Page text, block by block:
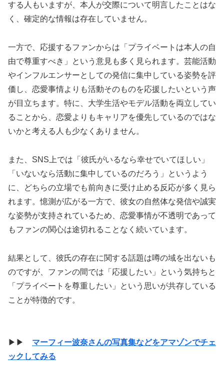
する人もいますが、本人が交際について明言したことはな
く、確定的な情報は存在していません。
一方で、応援するファンからは「プライベートは本人の自
由で尊重すべき」という意見も多く見られます。芸能活動
やインフルエンサーとしての発信に集中している姿勢を評
価し、恋愛事情よりも活動そのものを応援したいという声
が目立ちます。特に、大学生活やモデル活動を両立してい
ることから、恋愛よりもキャリアを優先しているのではな
いかと考える人も少なくありません。
また、SNS上では「彼氏がいるなら幸せでいてほしい」
「いないなら活動に集中しているのだろう」というよう
に、どちらの立場でも前向きに受け止める反応が多く見ら
れます。憶測が広がる一方で、彼女の自然体な発信や誠実
な姿勢が支持されているため、恋愛事情が不透明であって
もファンの関心は途切れることなく続いています。
結果として、彼氏の存在に関する話題は噂の域を出ないも
のですが、ファンの間では「応援したい」という気持ちと
「プライベートを尊重したい」という思いが共存している
ことが特徴的です。
▶▶ マーフィー波奈さんの写真集などをアマゾンでチェ
ックしてみる